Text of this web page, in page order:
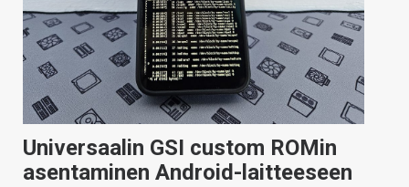
HAKU
Universaalin GSI custom ROMin
asentaminen Android-laitteeseen